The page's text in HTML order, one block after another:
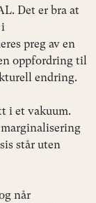
Det er bra at
i
preg av en
oppfordring til
endring.
i et vakuum.
står uten
når